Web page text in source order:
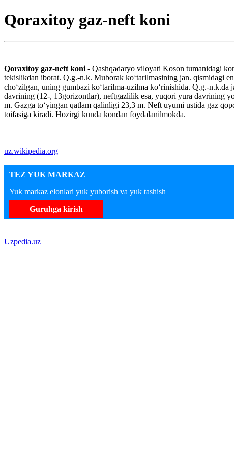
Qoraxitoy gaz-neft koni
Qoraxitoy gaz-neft koni - Qashqadaryo viloyati Koson tumanidagi
tekislikdan iborat. Q.g.-n.k. Muborak koʻtarilmasining jan. qismidagi
choʻzilgan, uning gumbazi koʻtarilma-uzilma koʻrinishida. Q.g.-
davrining (12-, 13gorizontlar), neftgazlilik esa, yuqori yura davrining
m. Gazga toʻyingan qatlam qalinligi 23,3 m. Neft uyumi ustida gaz
toifasiga kiradi. Hozirgi kunda kondan foydalanilmokda.
uz.wikipedia.org
TEZ YUK MARKAZ
Yuk markaz elonlari yuk yuborish va yuk tashish
Guruhga kirish
Uzpedia.uz